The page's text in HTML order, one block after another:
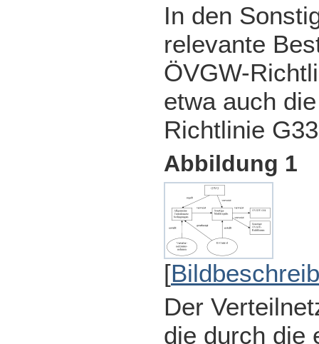
In den
relevante
ÖVGW-
etwa auch
Richtlinie
Abbildung 1
[
Der
die durch die